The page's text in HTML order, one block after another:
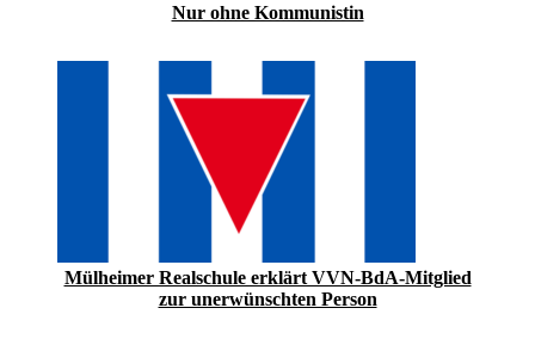
Nur ohne Kommunistin
Mülheimer Realschule erklärt VVN-BdA-Mitglied
zur unerwünschten Person